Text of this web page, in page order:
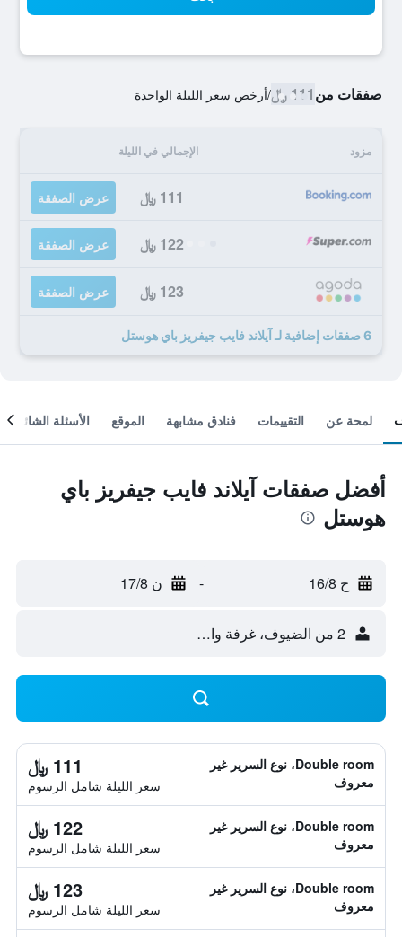
صفقات من111 ﷼ /أرخص سعر الليلة الواحدة
مزود الإجمالي في الليلة
111 ﷼ عرض الصفقة
122 ﷼ عرض الصفقة
123 ﷼ عرض الصفقة
6 صفقات إضافية لـ آيلاند فايب جيفريز باي هوستل
لمحة عن التقييمات فنادق مشابهة الموقع الأسئلة الشائعة
أفضل صفقات آيلاند فايب جيفريز باي
هوستل
ح 16/8 - ن 17/8
2 من الضيوف، غرفة واحدة
Double room، نوع السرير غير
معروف
111 ﷼
سعر الليلة شامل الرسوم
Double room، نوع السرير غير
معروف
122 ﷼
سعر الليلة شامل الرسوم
Double room، نوع السرير غير
معروف
123 ﷼
سعر الليلة شامل الرسوم